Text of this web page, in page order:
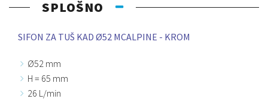
SPLOŠNO
SIFON ZA TUŠ KAD Ø52 MCALPINE - KROM
Ø52 mm
H = 65 mm
26 L/min